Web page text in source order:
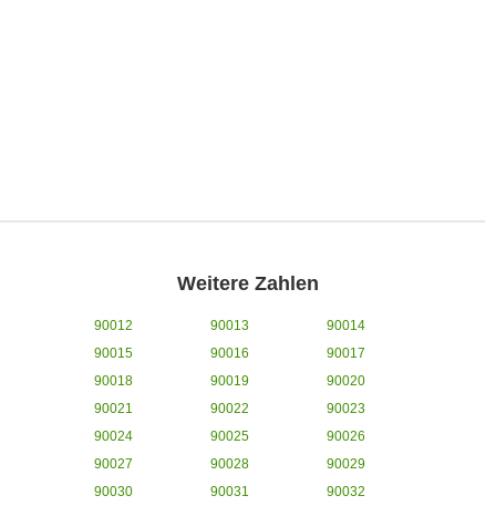
Weitere Zahlen
90012 90013
90014
90015
90016
90017
90018
90019
90020
90021
90022
90023
90024
90025
90026
90027
90028
90029
90030
90031
90032